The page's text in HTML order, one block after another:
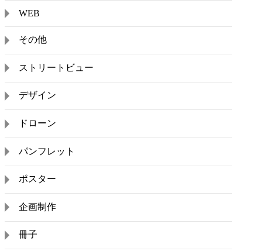
WEB
その他
ストリートビュー
デザイン
ドローン
パンフレット
ポスター
企画制作
冊子